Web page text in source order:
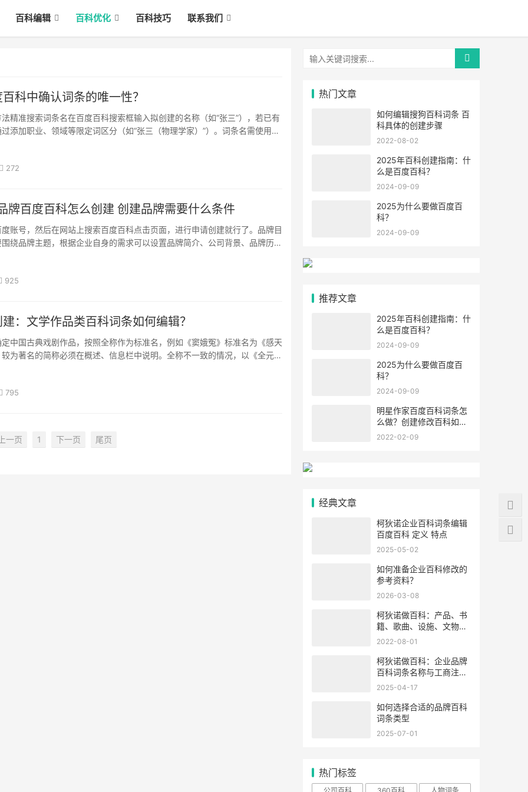
百科编辑 百科优化 百科技巧 联系我们
科中确认词条的唯一性？
精准搜索词条名‌在百度百科搜索框输入拟创建的名称（如“张三”），若已有
添加职业、领域等限定词区分（如“张三（物理学家）”）。词条名需使用全
272
牌百度百科怎么创建 创建品牌需要什么条件
账号，然后在网站上搜索百度百科点击页面，进行申请创建就行了。品牌目
绕品牌主题，根据企业自身的需求可以设置品牌简介、公司背景、品牌历
925
：文学作品类百科词条如何编辑？
中国古典戏剧作品，按照全称作为标准名，例如《窦娥冤》标准名为《感天
为著名的简称必须在概述、信息栏中说明。全称不一致的情况，以《全元
795
一页 1 下一页 尾页
热门文章
如何编辑搜狗百科词条 百
科具体的创建步骤
2022-08-02
2025年百科创建指南：什
么是百度百科？
2024-09-09
2025为什么要做百度百
科？
2024-09-09
推荐文章
2025年百科创建指南：什
么是百度百科？
2024-09-09
2025为什么要做百度百
科？
2024-09-09
明星作家百度百科词条怎
么做？创建修改百科如何
提高通过率？
2022-02-09
经典文章
柯狄诺企业百科词条编辑
百度百科 定义 特点
2025-05-02
如何准备企业百科修改的
参考资料？
2026-03-08
柯狄诺做百科：产品、书
籍、歌曲、设施、文物、
现象等实物类词条创建
2022-08-01
柯狄诺做百科：企业品牌
百科词条名称与工商注册
不一致会怎样
2025-04-17
如何选择合适的品牌百科
词条类型
2025-07-01
热门标签